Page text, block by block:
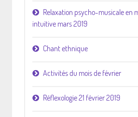
Relaxation psycho-musicale en
intuitive mars 2019
Chant ethnique
Activités du mois de février
Réflexologie 21 février 2019